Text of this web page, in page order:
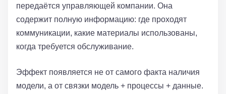
передаётся управляющей компании. Она
содержит полную информацию: где проходят
коммуникации, какие материалы использованы,
когда требуется обслуживание.
Эффект появляется не от самого факта наличия
модели, а от связки модель + процессы + данные.